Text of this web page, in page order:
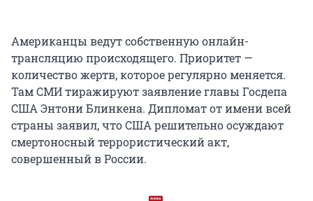
Американцы ведут собственную онлайн-
трансляцию происходящего. Приоритет —
количество жертв, которое регулярно меняется.
Там СМИ тиражируют заявление главы Госдепа
США Энтони Блинкена. Дипломат от имени всей
страны заявил, что США решительно осуждают
смертоносный террористический акт,
совершенный в России.